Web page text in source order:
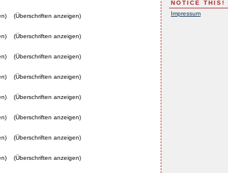
(Überschriften anzeigen)
(Überschriften anzeigen)
(Überschriften anzeigen)
(Überschriften anzeigen)
(Überschriften anzeigen)
(Überschriften anzeigen)
(Überschriften anzeigen)
(Überschriften anzeigen)
NOTICE THIS!
Impressum